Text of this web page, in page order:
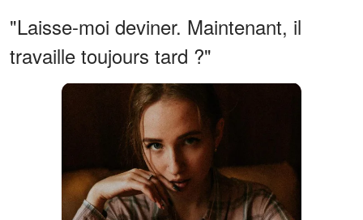
"Laisse-moi deviner. Maintenant, il
travaille toujours tard ?"